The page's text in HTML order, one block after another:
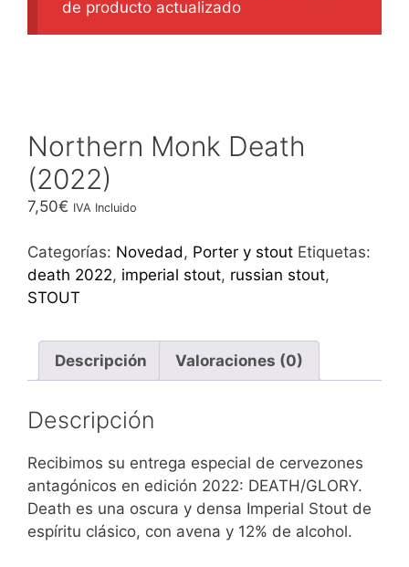
de producto actualizado
Northern Monk Death
(2022)
7,50€ IVA Incluido
Categorías: Novedad, Porter y stout Etiquetas:
death 2022, imperial stout, russian stout,
STOUT
Descripción Valoraciones (0)
Descripción
Recibimos su entrega especial de cervezones
antagónicos en edición 2022: DEATH/GLORY.
Death es una oscura y densa Imperial Stout de
espíritu clásico, con avena y 12% de alcohol.